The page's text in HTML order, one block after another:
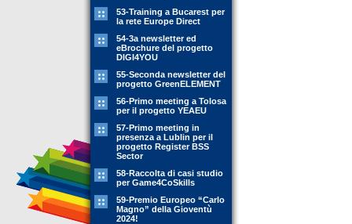
53-Training a Bucarest per
la rete Europe Direct
54-3a newsletter ed
eBrochure del progetto
DIGI4YOU
55-Seconda newsletter del
progetto GreenELEMENT
56-Primo meeting a Tolosa
per il progetto YEAEU
57-Primo meeting in
presenza a Lublin per il
progetto Register BSS
Sector
58-Raccolta di casi studio
per Game4CoSkills
59-Premio Europeo “Carlo
Magno” della Gioventù
2024!